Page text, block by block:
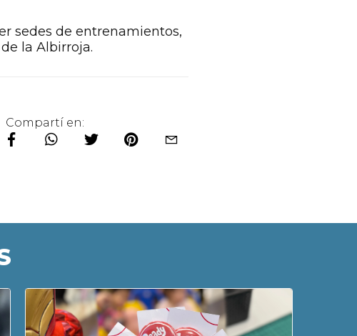
sedes de entrenamientos,
la Albirroja.
Compartí en: